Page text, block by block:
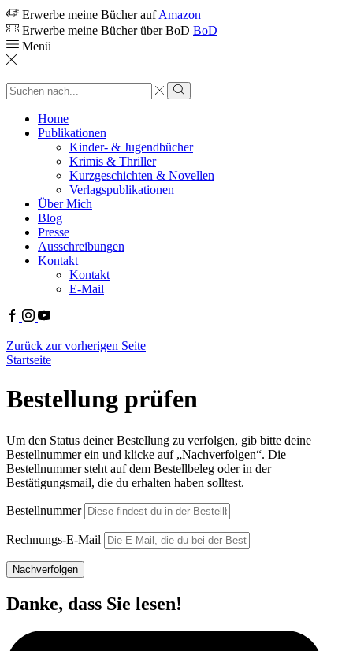
Erwerbe meine Bücher auf Amazon
Erwerbe meine Bücher über BoD BoD
Menü
Search
input
Search
Home
Publikationen
Kinder- & Jugendbücher
Krimis & Thriller
Kurzgeschichten & Novellen
Verlagspublikationen
Über Mich
Blog
Presse
Ausschreibungen
Kontakt
Kontakt
E-Mail
Facebook
Instagram
Youtube
Zurück zur vorherigen Seite
Startseite
Bestellung prüfen
Um den Status deiner Bestellung zu verfolgen, gib bitte deine
Bestellnummer ein und klicke auf „Nachverfolgen“. Die
Bestellnummer steht auf dem Bestellbeleg oder in der
Bestätigungsmail, die du erhalten haben solltest.
Bestellnummer
Rechnungs-E-Mail
Nachverfolgen
Danke, dass Sie lesen!